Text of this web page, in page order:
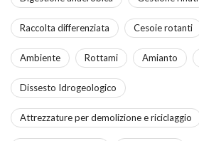
Raccolta differenziata Cesoie rotanti
Ambiente Rottami Amianto
Dissesto Idrogeologico
Attrezzature per demolizione e riciclaggio